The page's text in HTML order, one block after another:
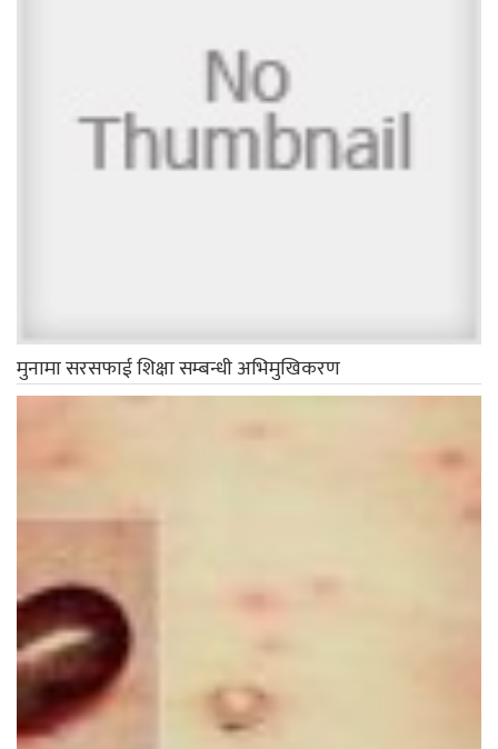
मुनामा सरसफाई शिक्षा सम्बन्धी अभिमुखिकरण